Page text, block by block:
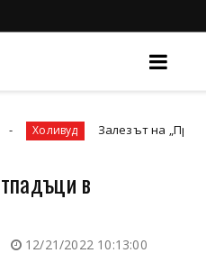
Холивуд Залезът на
в
12/21/2022 10:13:00